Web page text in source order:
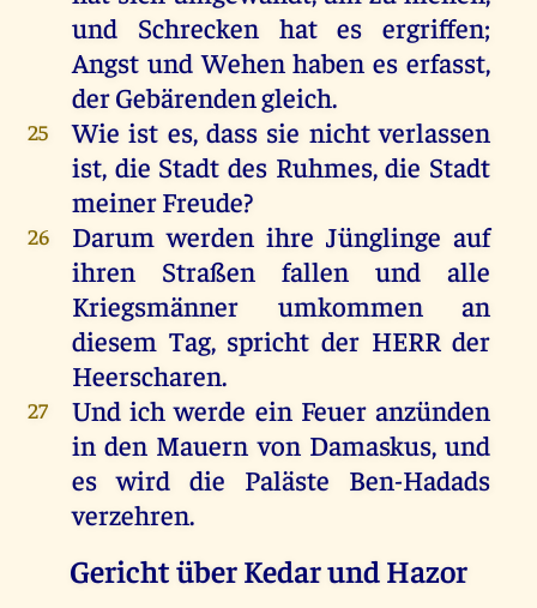
und
Schrecken hat es ergriffen;
Angst und Wehen haben es erfasst,
derGebärendengleich.
25 Wie ist es, dass sie nicht verlassen
ist, die Stadt des Ruhmes,die Stadt
meinerFreude?
26 Darum werden ihre Jünglinge auf
ihren
Straßen fallen und
alle
Kriegsmänner
umkommen
an
diesem Tag, spricht der HERR der
Heerscharen.
27 Und ich werde ein Feuer anzünden
in den Mauern von Damaskus,und
es wird die Paläste Ben-Hadads
verzehren.
Gericht über Kedar und Hazor